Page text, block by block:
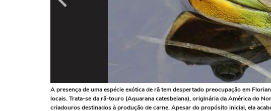
A presença de uma espécie exótica de rã tem despertado preocupação em
locais. Trata-se da rã-touro (Aquarana catesbeiana), originária da América do
criadouros destinados à produção de carne. Apesar do propósito inicial, ela